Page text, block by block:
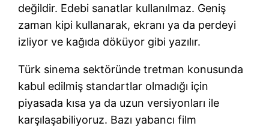
değildir. Edebi sanatlar kullanılmaz. Geniş
zaman kipi kullanarak, ekranı ya da perdeyi
izliyor ve kağıda döküyor gibi yazılır.
Türk sinema sektöründe tretman konusunda
kabul edilmiş standartlar olmadığı için
piyasada kısa ya da uzun versiyonları ile
karşılaşabiliyoruz. Bazı yabancı film